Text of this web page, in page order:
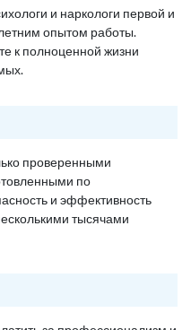
и наркологи первой и
опытом работы.
к полноценной жизни
проверенными
по
и эффективность
тысячами